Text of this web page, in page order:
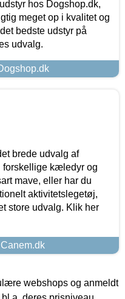
hos Dogshop.dk,
meget op i kvalitet og
bedste udstyr på
udvalg.
brede udvalg af
forskellige kæledyr og
mave, eller har du
aktivitetslegetøj,
store udvalg. Klik her
webshops og anmeldt